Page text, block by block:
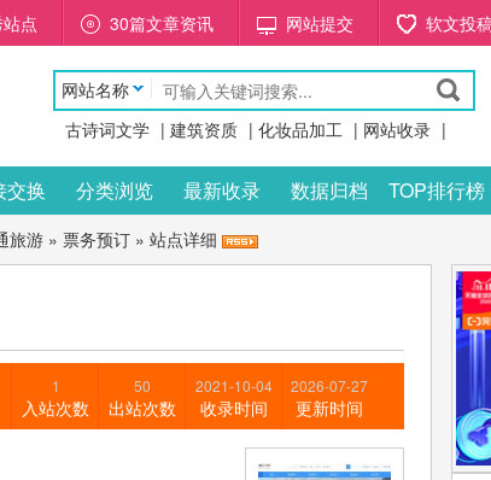
点 30篇文章资讯 网站提交 软文投
网站名称
古诗词文学 | 建筑资质 | 化妆品加工 | 网站收录 |
交换 分类浏览 最新收录 数据归档 TOP排行榜
旅游 » 票务预订 » 站点详细
1
入站次数
50
出站次数
2021-10-04
收录时间
2026-07-27
更新时间